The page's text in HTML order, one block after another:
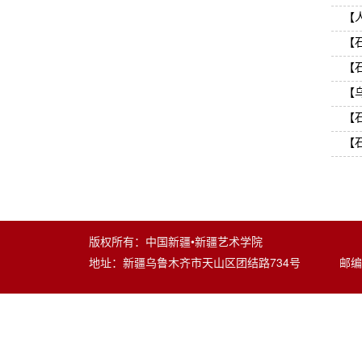
版权所有：中国新疆•新疆艺术学院
地址：新疆乌鲁木齐市天山区团结路734号 邮编